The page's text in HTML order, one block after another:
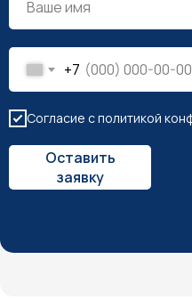
+7
Согласие с политикой
Оставить
заявку